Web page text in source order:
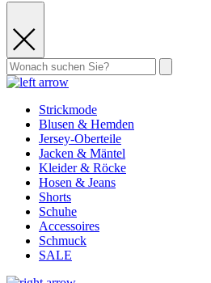
Strickmode
Blusen & Hemden
Jersey-Oberteile
Jacken & Mäntel
Kleider & Röcke
Hosen & Jeans
Shorts
Schuhe
Accessoires
Schmuck
SALE